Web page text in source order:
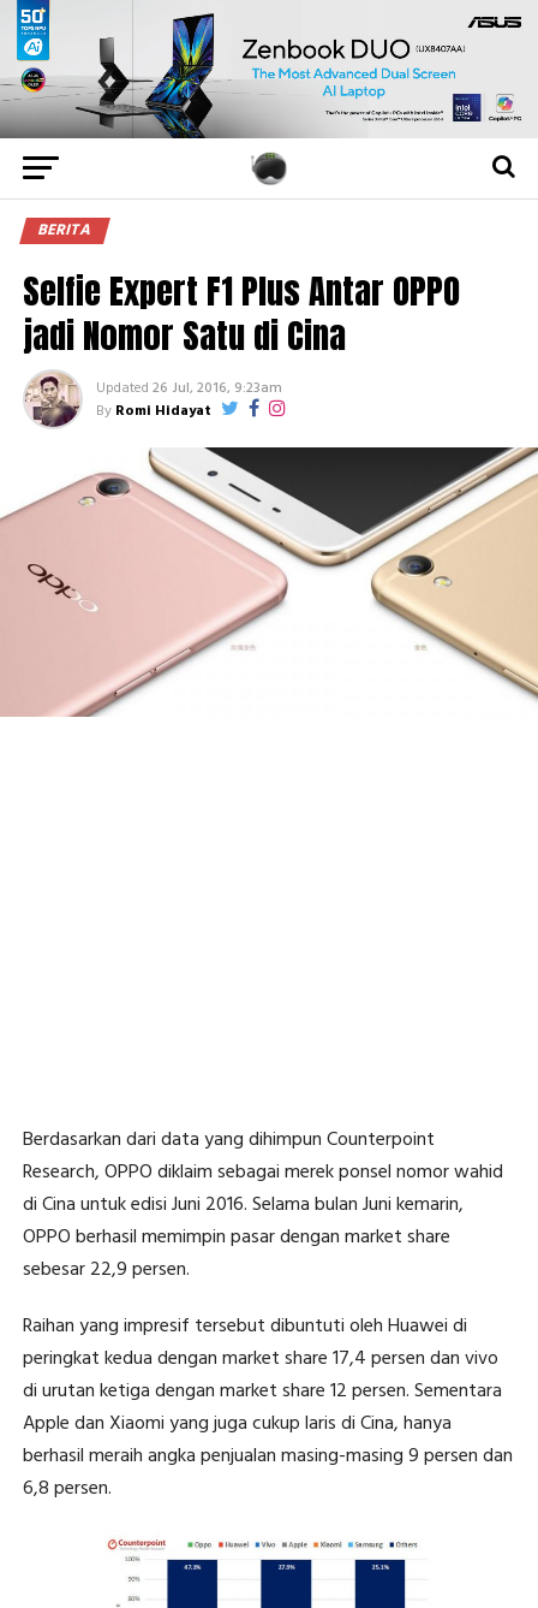
BERITA
Selfie Expert F1 Plus Antar OPPO
jadi Nomor Satu di Cina
Updated 26 Jul, 2016, 9:23am
By Romi Hidayat
Berdasarkan dari data yang dihimpun Counterpoint
Research, OPPO diklaim sebagai merek ponsel nomor wahid
di Cina untuk edisi Juni 2016. Selama bulan Juni kemarin,
OPPO berhasil memimpin pasar dengan market share
sebesar 22,9 persen.
Raihan yang impresif tersebut dibuntuti oleh Huawei di
peringkat kedua dengan market share 17,4 persen dan vivo
di urutan ketiga dengan market share 12 persen. Sementara
Apple dan Xiaomi yang juga cukup laris di Cina, hanya
berhasil meraih angka penjualan masing-masing 9 persen dan
6,8 persen.